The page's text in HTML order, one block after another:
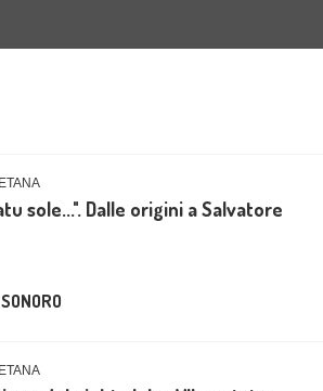
sole...". Dalle origini a Salvatore
SONORO